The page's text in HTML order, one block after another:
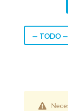
— TODO —